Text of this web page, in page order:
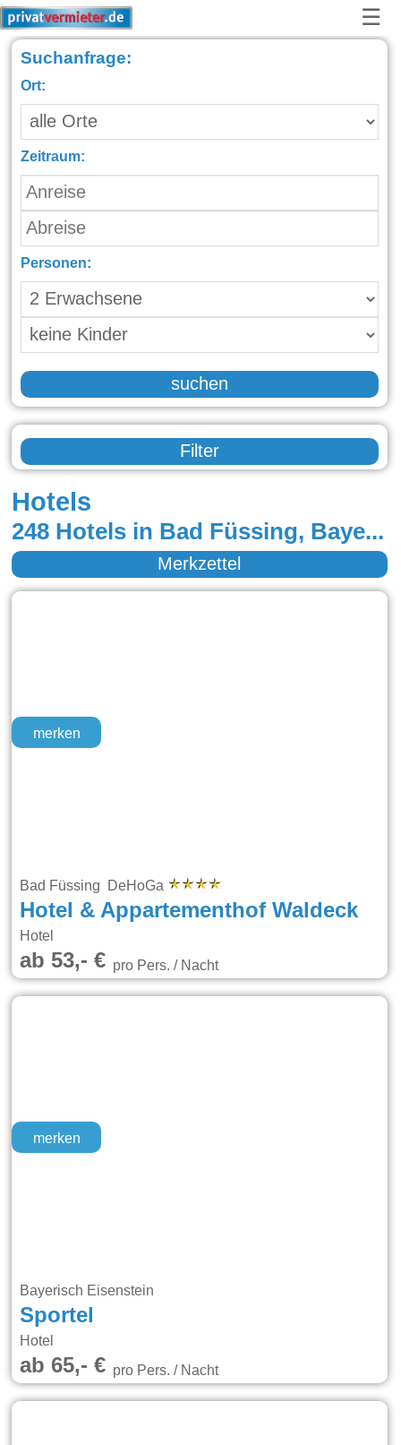
☰
Suchanfrage:
Ort:
Zeitraum:
Personen:
suchen
Filter
Hotels
248 Hotels in Bad Füssing, Bayerisch Eisenstein, Haarbach, Zwiesel, Neukirchen beim Heiligen Blut, Cham, Schönberg, Arrach, Lam, Bad Griesbach i. Rottal, Neukirchen b.hl.Blut, Grafenau, Bodenmais, Furth im Wald, Bogen, Ruderting, Sankt Englmar, Regen, Waldmünchen, Eschlkam, Ruhstorf a. d. Rott, Blaibach, Neukirchen, Bad Kötzting, Klingenbrunn, Riedlhütte, Freyung, Lohberg, Grafenwiesen, Neuschönau-Altschönau, Neuschönau, Hauzenberg, Zenting, Frauenau, Mauth, Breitenberg, Straubing, Sankt Oswald, Böbrach, Bischofsmais, Spiegelau, Windorf, Obernzell, Lindberg, Waldkirchen, Rötz, Drachselsried, Ortenburg, Bad Staffelstein, Kirchham, Wegscheid, Bad Staffelstein OT Unnersdorf, Chamerau, Zachenberg, Rinchnach, Achslach, Langdorf, Arnschwang, Neukirchen vorm Wald, Eging a.See, Tiefenbach/OPf., Arnbruck, Haibach-Elisabethszell, Zandt, Bad Staffelstein OT End, Rattenberg, Schöfweg, Stamsried, Bad Staffelstein OT Schwabthal, Konzell
Merkzettel
merken
Bad Füssing DeHoGa
Hotel & Appartementhof Waldeck
Hotel
ab 53,- €pro Pers. / Nacht
merken
Bayerisch Eisenstein
Sportel
Hotel
ab 65,- €pro Pers. / Nacht